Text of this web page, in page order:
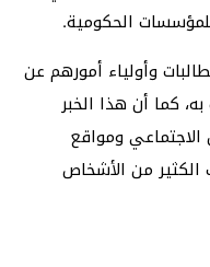
الحكومية.
وأولياء أمورهم عن
كما أن هذا الخبر
ومواقع
الكثير من الأشخاص